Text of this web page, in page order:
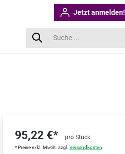
Jetzt anmelden!
95,22 €* pro Stück
* Preise exkl. MwSt. zzgl. Versandkosten